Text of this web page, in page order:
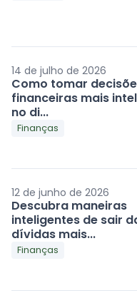
14 de julho de 2026
Como tomar
financeiras mais
no di...
Finanças
12 de junho de 2026
Descubra maneiras
inteligentes de sair
dívidas mais...
Finanças